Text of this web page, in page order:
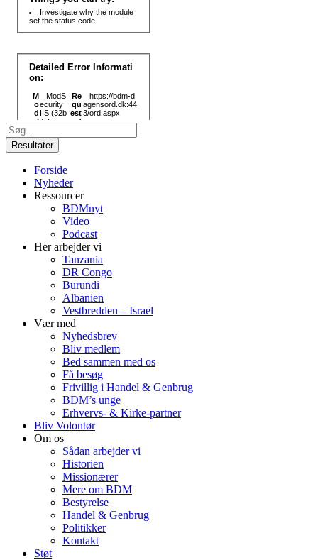
Search
...Resultater
Forside
Nyheder
Ressourcer
BDMnyt
Video
Podcast
Her arbejder vi
Tanzania
DR Congo
Burundi
Albanien
Vestbredden – Israel
Vær med
Nyhedsbrev
Bliv medlem
Bed sammen med os
Få besøg
Frivillig i Handel & Genbrug
BDM’s unge
Erhvervs- & Kirke-partner
Bliv Volontør
Om os
Sådan arbejder vi
Historien
Missionærer
Mere om BDM
Bestyrelse
Handel & Genbrug
Politikker
Kontakt
Støt